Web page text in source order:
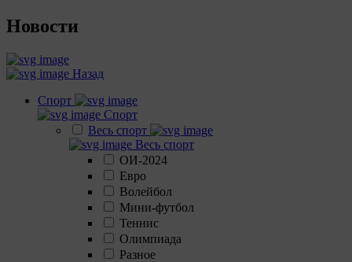
Новости
Назад
Спорт
Спорт
Весь спорт
Весь спорт
ОИ-2024
Евро
Волейбол
Мини-футбол
Теннис
Олимпиада
Разное